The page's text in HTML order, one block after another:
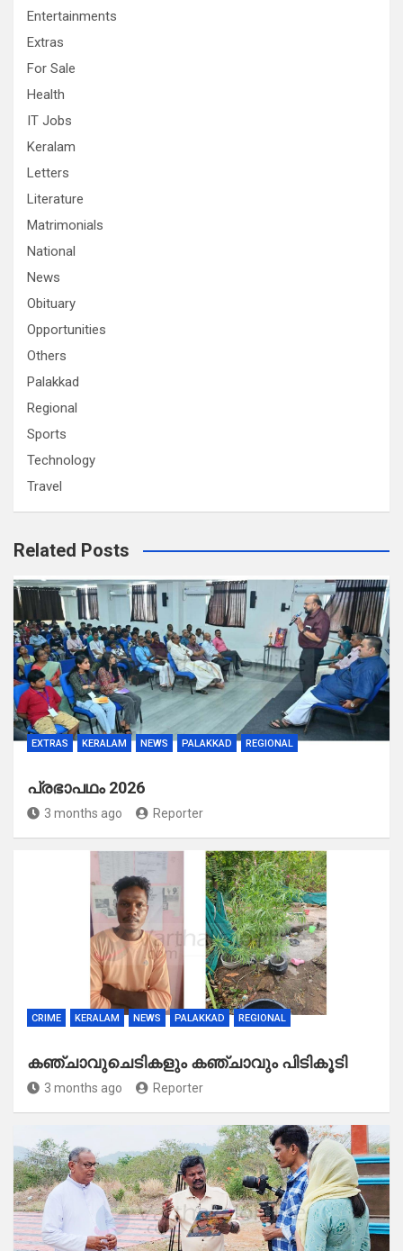
Entertainments
Extras
For Sale
Health
IT Jobs
Keralam
Letters
Literature
Matrimonials
National
News
Obituary
Opportunities
Others
Palakkad
Regional
Sports
Technology
Travel
Related Posts
EXTRAS KERALAM NEWS PALAKKAD REGIONAL
പ്രഭാപഥം 2026
3 months ago Reporter
CRIME KERALAM NEWS PALAKKAD REGIONAL
കഞ്ചാവുചെടികളും കഞ്ചാവും പിടികൂടി
3 months ago Reporter